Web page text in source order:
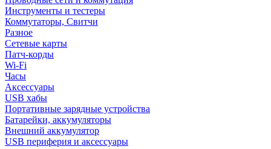
Инструменты и тестеры
Коммутаторы, Свитчи
Разное
Сетевые карты
Патч-корды
Wi-Fi
Часы
Аксессуары
USB хабы
Портативные зарядные устройства
Батарейки, аккумуляторы
Внешний аккумулятор
USB периферия и аксессуары